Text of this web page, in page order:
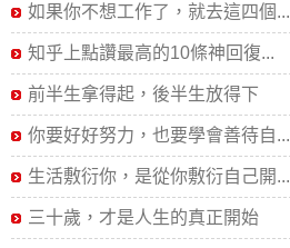
如果你不想工作了，就去這四個...
知乎上點讚最高的10條神回復...
前半生拿得起，後半生放得下
你要好好努力，也要學會善待自...
生活敷衍你，是從你敷衍自己開...
三十歲，才是人生的真正開始